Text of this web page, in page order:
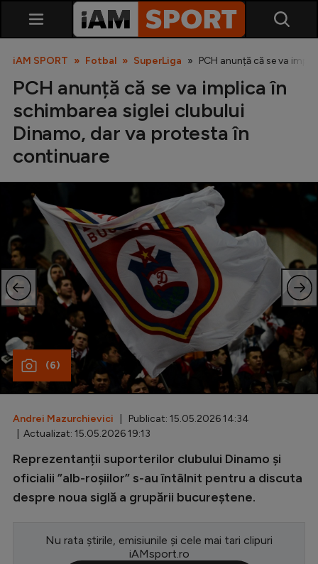
SuperLiga
Liga 2
Cupa României
Echipa Națională
U21
Fotbal feminin
Special
Inedit
Clasamente
Champions League
Conference League
iAM SPORT Fotbal SuperLiga PCH anunță că se va
PCH anunță că se va implica în
schimbarea siglei clubului
Dinamo, dar va protesta în
continuare
(6)
Andrei Mazurchievici | Publicat: 15.05.2026 14:34
| Actualizat: 15.05.2026 19:13
Reprezentanții suporterilor clubului Dinamo și
oficialii ”alb-roșiilor” s-au întâlnit pentru a discuta
despre noua siglă a grupării bucureștene.
Nu rata știrile, emisiunile și cele mai tari clipuri
iAMsport.ro